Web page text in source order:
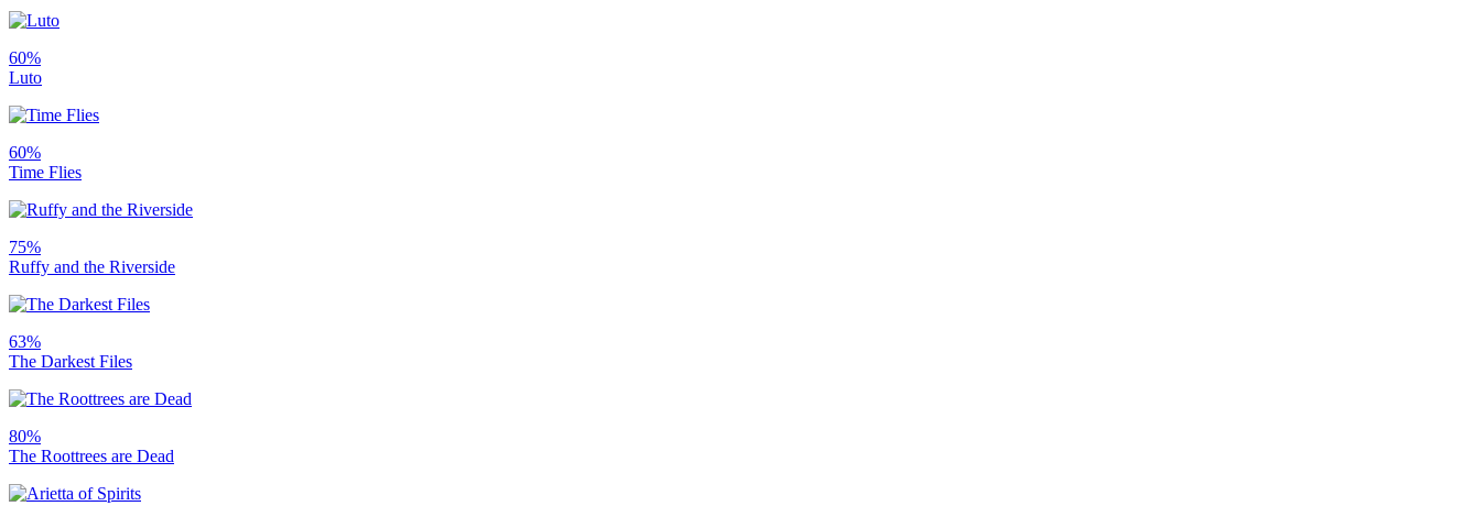
60%
Luto
60%
Time Flies
75%
Ruffy and the Riverside
63%
The Darkest Files
80%
The Roottrees are Dead